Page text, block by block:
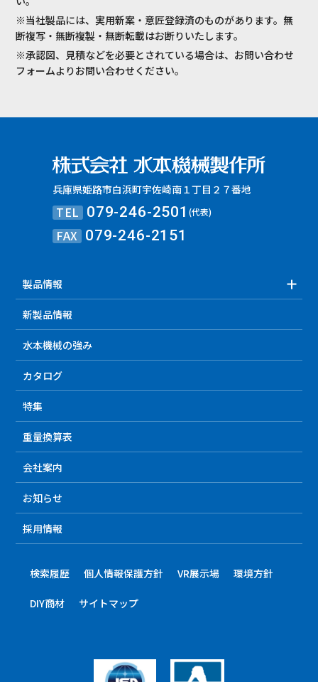
※当社製品には、実用新案・意匠登録済のものがあります。無
断複写・無断複製・無断転載はお断りいたします。
※承認図、見積などを必要とされている場合は、お問い合わせ
フォームよりお問い合わせください。
兵庫県姫路市白浜町宇佐崎南１丁目２７番地
TEL 079-246-2501(代表)
FAX 079-246-2151
製品情報
新製品情報
水本機械の強み
カタログ
特集
重量換算表
会社案内
お知らせ
採用情報
検索履歴 個人情報保護方針 VR展示場 環境方針
DIY商材 サイトマップ